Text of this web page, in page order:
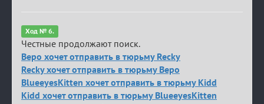
Ход № 6.
Честные продолжают поиск.
Веро хочет отправить в тюрьму Recky
Recky хочет отправить в тюрьму Веро
BlueeyesKitten хочет отправить в тюрьму Kidd
Kidd хочет отправить в тюрьму BlueeyesKitten